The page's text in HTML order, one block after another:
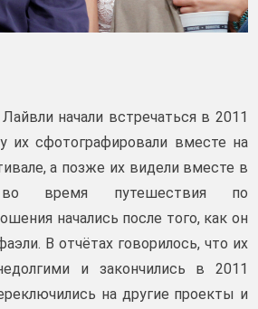
начали встречаться в 2011
их сфотографировали вместе на
а позже их видели вместе в
время путешествия по
начались после того, как он
В отчётах говорилось, что их
и закончились в 2011
на другие проекты и